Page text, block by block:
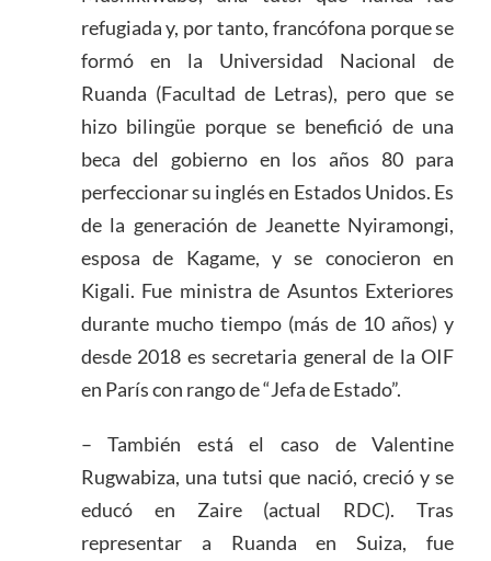
refugiada y, por tanto, francófona porque se
formó en la Universidad Nacional de
Ruanda (Facultad de Letras), pero que se
hizo bilingüe porque se benefició de una
beca del gobierno en los años 80 para
perfeccionar su inglés en Estados Unidos. Es
de la generación de Jeanette Nyiramongi,
esposa de Kagame, y se conocieron en
Kigali. Fue ministra de Asuntos Exteriores
durante mucho tiempo (más de 10 años) y
desde 2018 es secretaria general de la OIF
en París con rango de “Jefa de Estado”.
– También está el caso de Valentine
Rugwabiza, una tutsi que nació, creció y se
educó en Zaire (actual RDC). Tras
representar a Ruanda en Suiza, fue